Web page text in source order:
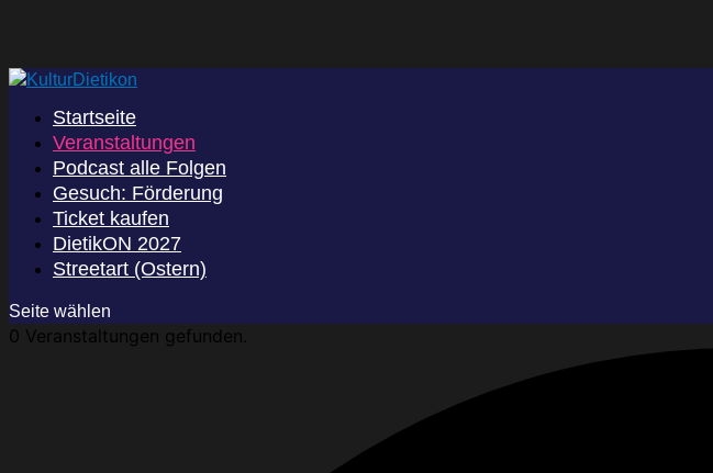
Startseite
Veranstaltungen
Podcast alle Folgen
Gesuch: Förderung
Ticket kaufen
DietikON 2027
Streetart (Ostern)
Seite wählen
0 Veranstaltungen gefunden.